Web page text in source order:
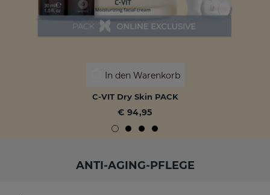
In den Warenkorb
C-VIT Dry Skin PACK
€ 94,95
ANTI-AGING-PFLEGE